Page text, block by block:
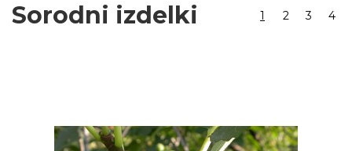
Sorodni izdelki 1 2 3 4